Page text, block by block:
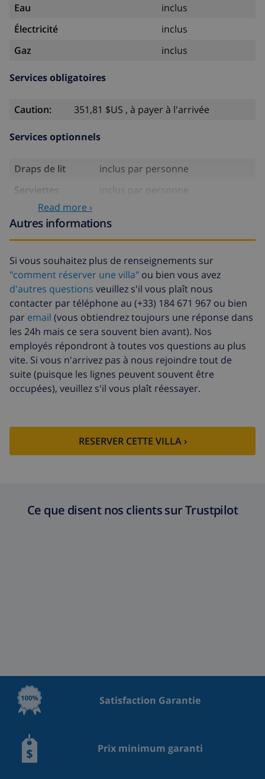
Eau
inclus
Électricité
inclus
Gaz
inclus
Services obligatoires
Caution: 351,81 $US , à payer à l'arrivée
Services optionnels
Draps de lit
inclus par personne
Serviettes
inclus par personne
Lit bébé
supplémentaires
payer à l'arrivée
Serviettes
supplémentaires
8,80 $US par personne , à payer à
l'arrivée
Départ tardif
113,75 $US
Nettoyage
supplémentaire
basée sur consommation
énergétique (52,77 $US/HOUR)
Fonds
d'annulation:
4.80% du montant total
Read more ›
Autres informations
Si vous souhaitez plus de renseignements sur
"comment réserver une villa" ou bien vous avez
d'autres questions veuillez s'il vous plaît nous
contacter par téléphone au (+33) 184 671 967 ou bien
par email (vous obtiendrez toujours une réponse dans
les 24h mais ce sera souvent bien avant). Nos
employés répondront à toutes vos questions au plus
vite. Si vous n'arrivez pas à nous rejoindre tout de
suite (puisque les lignes peuvent souvent être
occupées), veuillez s'il vous plaît réessayer.
RESERVER CETTE VILLA ›
Ce que disent nos clients sur Trustpilot
Satisfaction Garantie
Prix minimum garanti